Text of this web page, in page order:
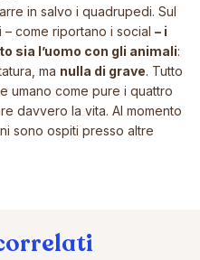
in salvo i quadrupedi. Sul
– come riportano i social – i
sia l’uomo con gli animali:
ma nulla di grave. Tutto
umano come pure i quattro
davvero la vita. Al momento
sono ospiti presso altre